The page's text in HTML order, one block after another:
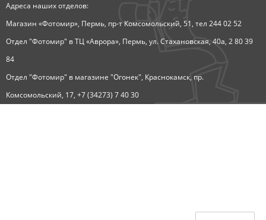
Адреса наших отделов:
Магазин «Фотомир», Пермь, пр-т Комсомольский, 51, тел 244 02 52
Отдел "Фотомир" в ТЦ «Аврора», Пермь, ул. Стахановская, 40а, 2 80 39
84
Отдел "Фотомир" в магазине "Огонек", Краснокамск, пр.
Комсомольский, 17, +7 (34273) 7 40 30